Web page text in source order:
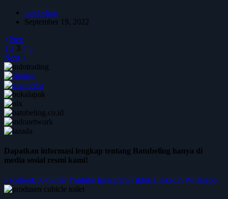
batubeling
September 19, 2022
Prev
1 2 3 4 5
Next
Dapatkan informasi lengkap tentang Batubeling hanya di
media sosial resmi kami!
Facebook X-twitterYoutube Instagram Tiktok Linkedin Whatsapp